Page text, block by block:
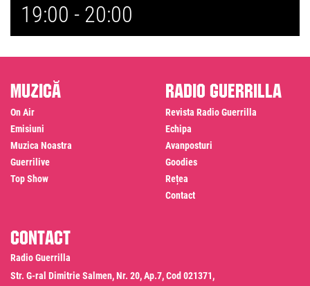
19:00 - 20:00
Muzică
On Air
Emisiuni
Muzica Noastra
Guerrilive
Top Show
Radio Guerrilla
Revista Radio Guerrilla
Echipa
Avanposturi
Goodies
Rețea
Contact
Contact
Radio Guerrilla
Str. G-ral Dimitrie Salmen, Nr. 20, Ap.7, Cod 021371,